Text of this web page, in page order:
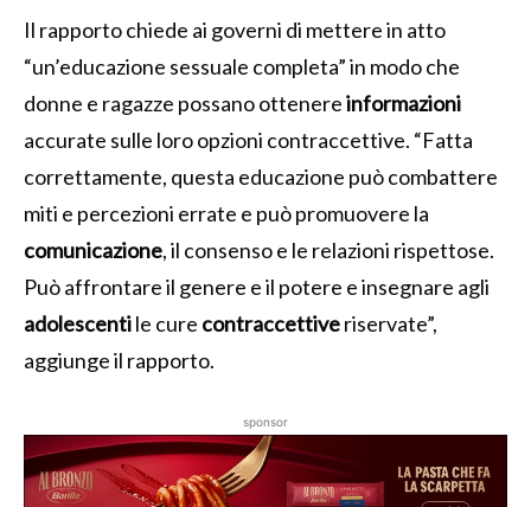
Il rapporto chiede ai governi di mettere in atto
“un’educazione sessuale completa” in modo che
donne e ragazze possano ottenereinformazioni
accurate sulle loro opzioni contraccettive. “Fatta
correttamente, questa educazione può combattere
miti e percezioni errate e può promuovere la
comunicazione, il consenso e le relazioni rispettose.
Può affrontare il genere e il potere e insegnare agli
adolescentile cure contraccettiveriservate”,
aggiunge il rapporto.
sponsor